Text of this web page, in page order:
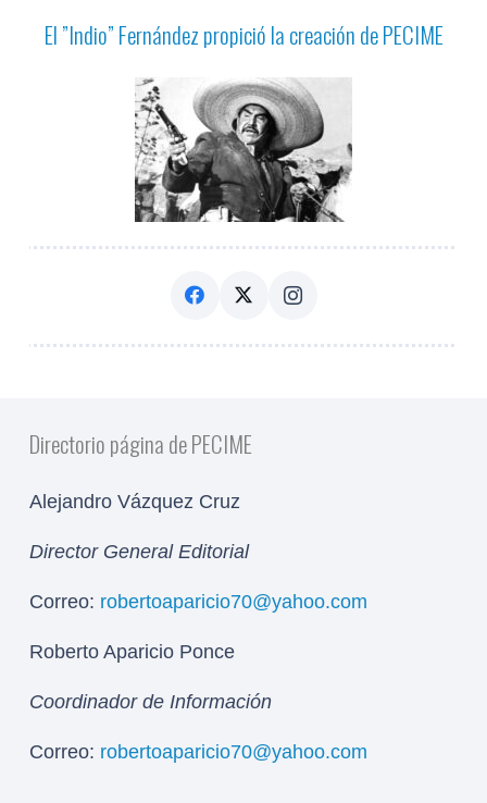
El ”Indio” Fernández propició la creación de PECIME
Directorio página de PECIME
Alejandro Vázquez Cruz
Director General Editorial
Correo: robertoaparicio70@yahoo.com
Roberto Aparicio Ponce
Coordinador de Información
Correo: robertoaparicio70@yahoo.com